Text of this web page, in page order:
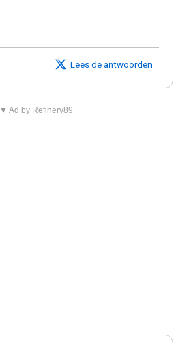
Lees de antwoorden
▼ Ad by Refinery89